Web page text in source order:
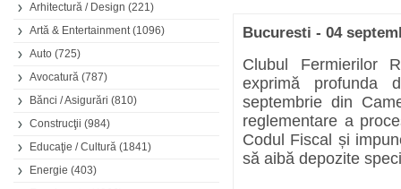
Arhitectură / Design (221)
Artă & Entertainment(1096)
Auto (725)
Avocatură (787)
Bănci / Asigurări (810)
Construcţii (984)
Educaţie / Cultură (1841)
Energie (403)
Bucuresti - 04
Clubul Fermierilor
exprimă profunda
septembrie din
reglementare a
Codul Fiscal și
să aibă depozite